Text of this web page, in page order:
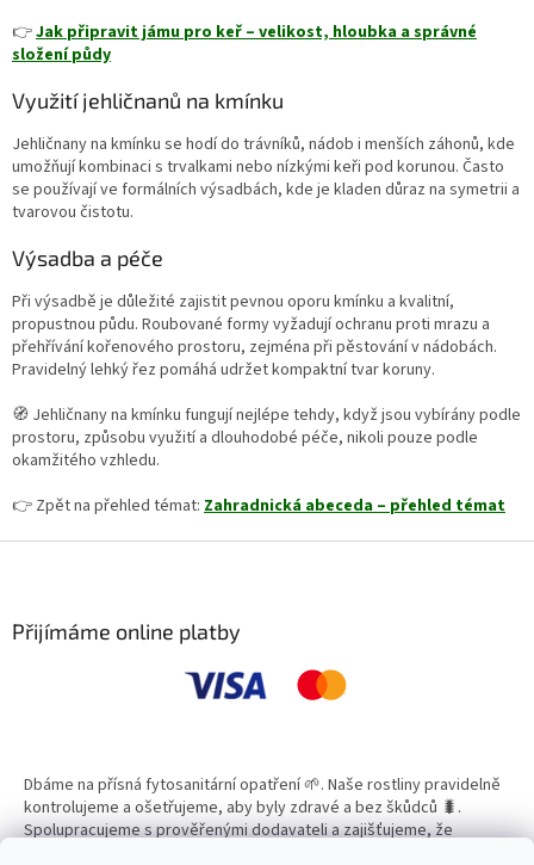
p
k
v
ý
p
👉Jak připravit jámu pro keř – velikost, hloubka a správné
složení půdy
Využití jehličnanů na kmínku
Jehličnany na kmínku se hodí do trávníků, nádob i menších záhonů, kde
umožňují kombinaci s trvalkami nebo nízkými keři pod korunou. Často
se používají ve formálních výsadbách, kde je kladen důraz na symetrii a
tvarovou čistotu.
Výsadba a péče
Při výsadbě je důležité zajistit pevnou oporu kmínku a kvalitní,
propustnou půdu. Roubované formy vyžadují ochranu proti mrazu a
přehřívání kořenového prostoru, zejména při pěstování v nádobách.
Pravidelný lehký řez pomáhá udržet kompaktní tvar koruny.
🧭 Jehličnany na kmínku fungují nejlépe tehdy, když jsou vybírány podle
prostoru, způsobu využití a dlouhodobé péče, nikoli pouze podle
okamžitého vzhledu.
👉 Zpět na přehled témat: Zahradnická abeceda – přehled témat
Přijímáme online platby
Dbáme na přísná fytosanitární opatření 🌱. Naše rostliny pravidelně
kontrolujeme a ošetřujeme, aby byly zdravé a bez škůdců 🐛.
Spolupracujeme s prověřenými dodavateli a zajišťujeme, že